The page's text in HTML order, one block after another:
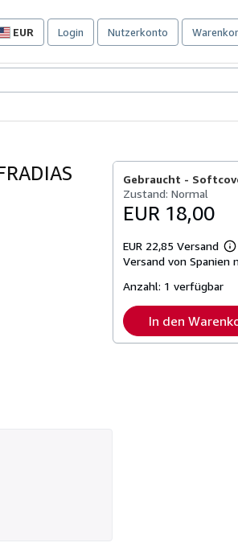
EUR
Seite
Einkaufseinstellungen.
Login Nutzerkonto
Gebraucht -
Zustand: Normal
EUR 18,00
EUR 22,85 Versand
Versand von Spanien
Anzahl: 1 verfügbar
In den